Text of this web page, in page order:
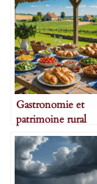
Gastronomie et
patrimoine rural